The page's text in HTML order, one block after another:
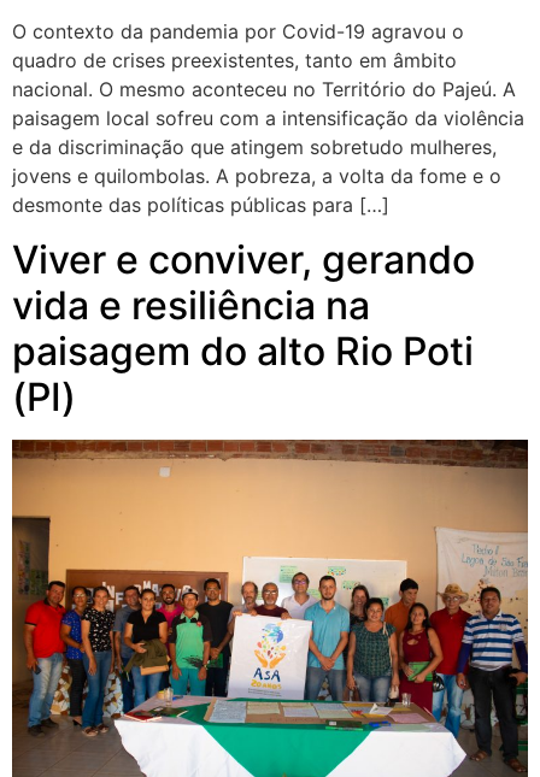
O contexto da pandemia por Covid-19 agravou o
quadro de crises preexistentes, tanto em âmbito
nacional. O mesmo aconteceu no Território do Pajeú. A
paisagem local sofreu com a intensificação da violência
e da discriminação que atingem sobretudo mulheres,
jovens e quilombolas. A pobreza, a volta da fome e o
desmonte das políticas públicas para […]
Viver e conviver, gerando
vida e resiliência na
paisagem do alto Rio Poti
(PI)